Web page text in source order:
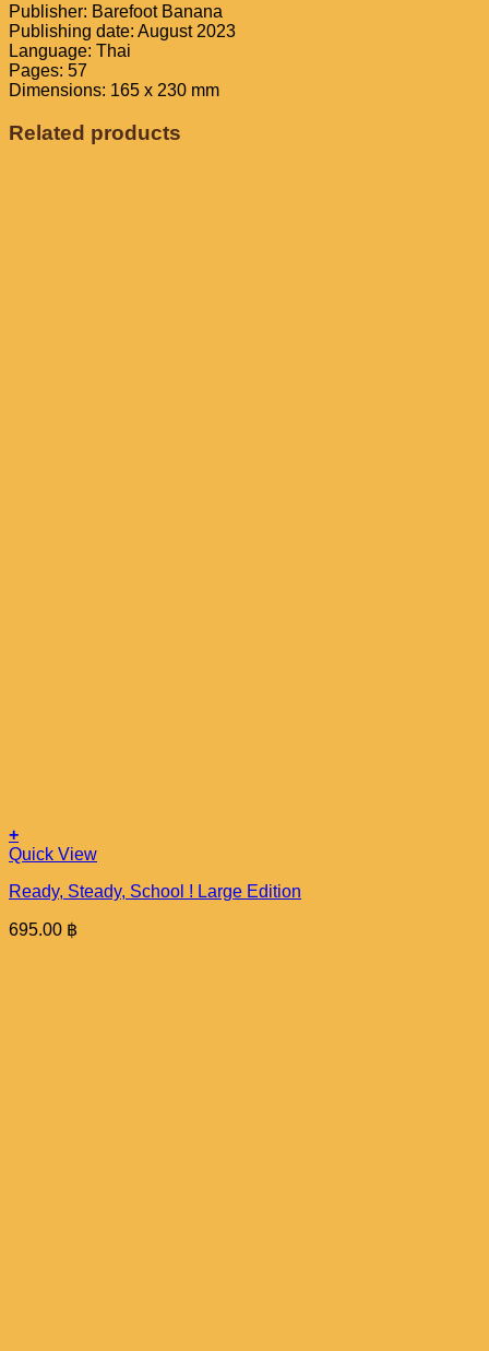
เบิ้ม
กับ
หมู
น้อย
Publisher: Barefoot Banana
Publishing date: August 2023
Language: Thai
Pages: 57
Dimensions: 165 x 230 mm
Related products
+
Quick View
Ready, Steady, School ! Large Edition
695.00 ฿